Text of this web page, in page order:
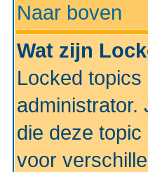
Naar boven
Wat zijn
Locked
administrator.
die deze
voor